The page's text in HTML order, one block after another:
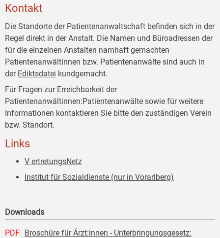
Kontakt
Die Standorte der Patientenanwaltschaft befinden sich in der
Regel direkt in der Anstalt. Die Namen und Büroadressen der
für die einzelnen Anstalten namhaft gemachten
Patientenanwältinnen bzw. Patientenanwälte sind auch in
der Ediktsdatei kundgemacht.
Für Fragen zur Erreichbarkeit der
Patientenanwältinnen:Patientenanwälte sowie für weitere
Informationen kontaktieren Sie bitte den zuständigen Verein
bzw. Standort.
Links
V ertretungsNetz
Institut für Sozialdienste (nur in Vorarlberg)
Downloads
PDF Broschüre für Ärzt:innen - Unterbringungsgesetz: